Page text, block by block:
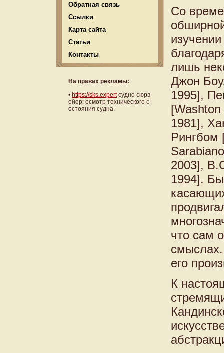
Обратная связь
Ссылки
Карта сайта
Статьи
Контакты
На правах рекламы:
• https://sks.expertсудно сюрв
ейер: осмотр технического с
остояния судна.
Со
лишь
Джон
1995],
1981],
Рингбом
2003],
1994].
что сам
его
К